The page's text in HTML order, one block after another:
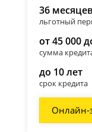
36 месяцев
льготный
от 45 000
сумма
до 10 лет
срок кредита
Онлайн-